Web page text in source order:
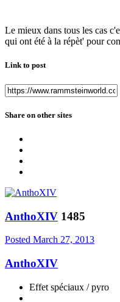
Le mieux dans tous les cas
qui ont été à la répèt' pour
Link to post
Share on other sites
AnthoXIV 1485
Posted March 27, 2013
AnthoXIV
Effet spéciaux / pyro